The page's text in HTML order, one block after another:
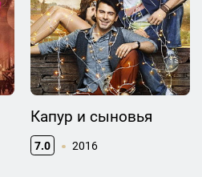
Капур и сыновья
7.0 2016